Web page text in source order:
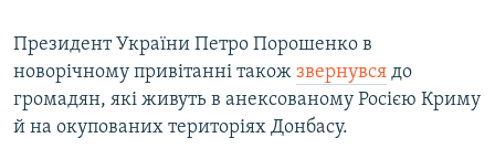
Президент України Петро Порошенко в
новорічному привітанні також звернувся до
громадян, які живуть в анексованому Росією Криму
й на окупованих територіях Донбасу.